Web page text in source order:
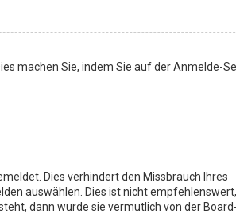
machen Sie, indem Sie auf der Anmelde-
Dies verhindert den Missbrauch Ihres
auswählen. Dies ist nicht
dann wurde sie vermutlich von der Board-